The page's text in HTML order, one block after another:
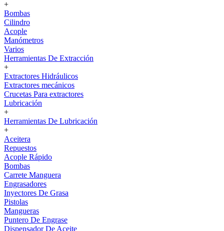
+
Bombas
Cilindro
Acople
Manómetros
Varios
Herramientas De Extracción
+
Extractores Hidráulicos
Extractores mecánicos
Crucetas Para extractores
Lubricación
+
Herramientas De Lubricación
+
Aceitera
Repuestos
Acople Rápido
Bombas
Carrete Manguera
Engrasadores
Inyectores De Grasa
Pistolas
Mangueras
Puntero De Engrase
Dispensador De Aceite